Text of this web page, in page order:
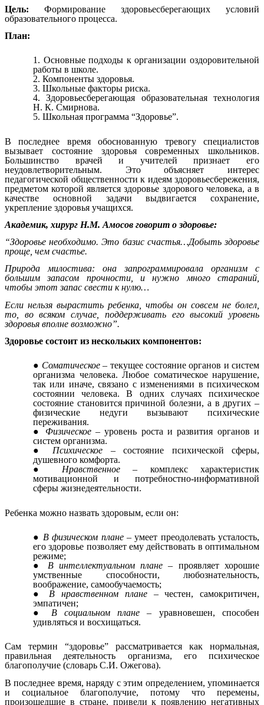
Цель: Формирование здоровьесберегающих условий
образовательного процесса.
План:
Основные подходы к организации оздоровительной
работы в школе.
Компоненты здоровья.
Школьные факторы риска.
Здоровьесберегающая образовательная технология
Н. К. Смирнова.
Школьная программа “Здоровье”.
В последнее время обоснованную тревогу специалистов
вызывает состояние здоровья современных школьников.
Большинство врачей и учителей признает его
неудовлетворительным. Это объясняет интерес
педагогической общественности к идеям здоровьесбережения,
предметом которой является здоровье здорового человека, а в
качестве основной задачи выдвигается сохранение,
укрепление здоровья учащихся.
Академик, хирург Н.М. Амосов говорит о здоровье:
“Здоровье необходимо. Это базис счастья…Добыть здоровье
проще, чем счастье.
Природа милостива: она запрограммировала организм с
большим запасом прочности, и нужно много стараний,
чтобы этот запас свести к нулю…
Если нельзя вырастить ребенка, чтобы он совсем не болел,
то, во всяком случае, поддерживать его высокий уровень
здоровья вполне возможно”.
Здоровье состоит из нескольких компонентов:
Соматическое– текущее состояние органов и систем
организма человека. Любое соматическое нарушение,
так или иначе, связано с изменениями в психическом
состоянии человека. В одних случаях психическое
состояние становится причиной болезни, а в других –
физические недуги вызывают психические
переживания.
Физическое– уровень роста и развития органов и
систем организма.
Психическое – состояние психической сферы,
душевного комфорта.
Нравственное– комплекс характеристик
мотивационной и потребностно-информативной
сферы жизнедеятельности.
Ребенка можно назвать здоровым, если он:
В физическом плане– умеет преодолевать усталость,
его здоровье позволяет ему действовать в оптимальном
режиме;
В интеллектуальном плане– проявляет хорошие
умственные способности, любознательность,
воображение, самообучаемость;
В нравственном плане– честен, самокритичен,
эмпатичен;
В социальном плане – уравновешен, способен
удивляться и восхищаться.
Сам термин “здоровье” рассматривается как нормальная,
правильная деятельность организма, его психическое
благополучие (словарь С.И. Ожегова).
В последнее время, наряду с этим определением, упоминается
и социальное благополучие, потому что перемены,
произошедшие в стране, привели к появлению негативных